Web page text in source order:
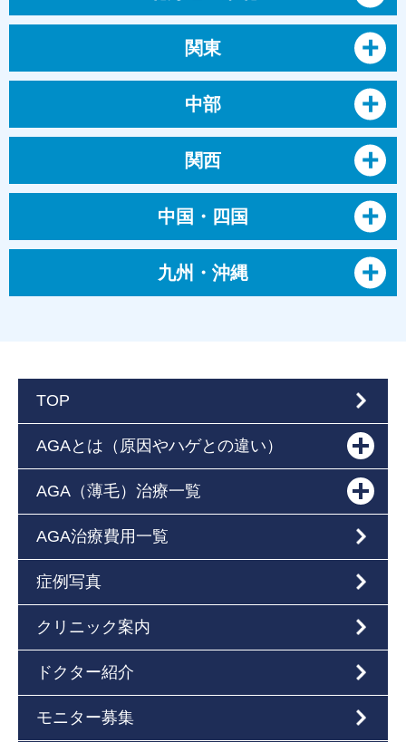
関東
中部
関西
中国・四国
九州・沖縄
TOP
AGAとは（原因やハゲとの違い）
AGA（薄毛）治療一覧
AGA治療費用一覧
症例写真
クリニック案内
ドクター紹介
モニター募集